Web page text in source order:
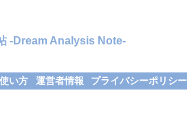
-Dream Analysis Note-
い方 運営者情報 プライバシーポリシー